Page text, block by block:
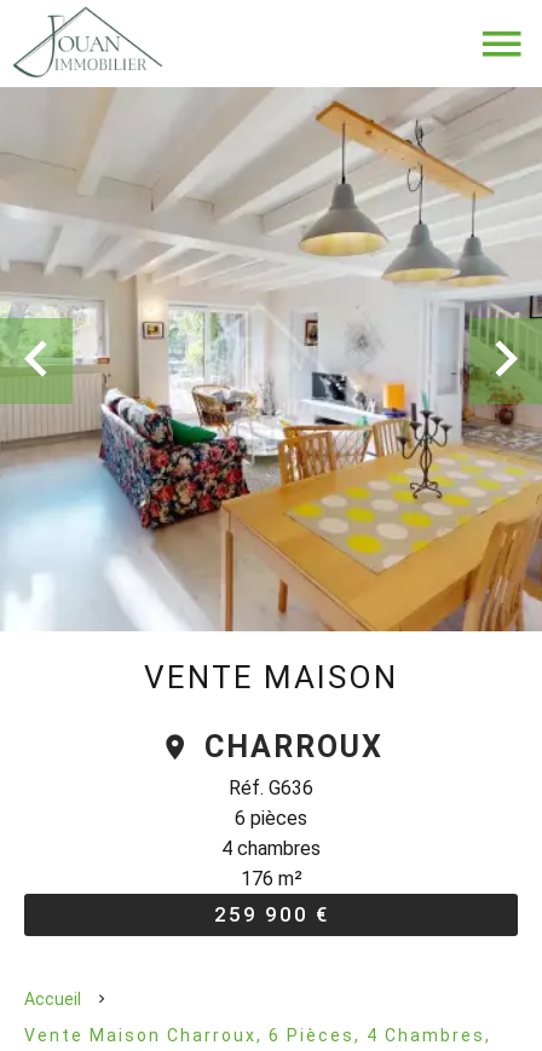
VENTE MAISON
CHARROUX
Réf. G636
6 pièces
4 chambres
176 m²
259 900 €
Accueil
Vente Maison Charroux, 6 Pièces, 4 Chambres,